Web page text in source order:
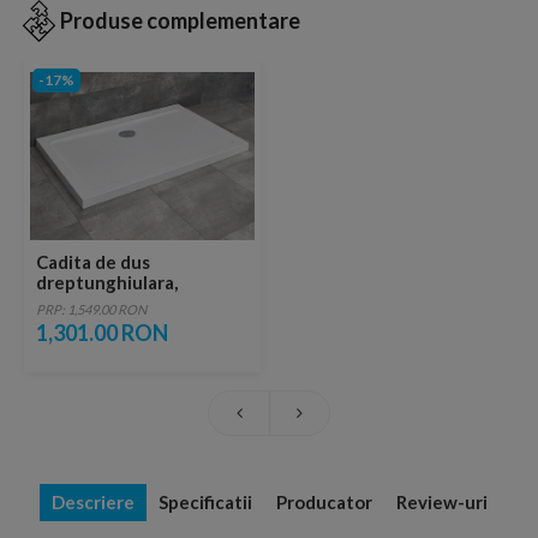
Produse complementare
-17%
Cadita de dus
dreptunghiulara,
Radaway Doros
D,130x90X5 cm, acrilica
PRP: 1,549.00 RON
1,301.00 RON
Descriere Specificatii Producator Review-uri